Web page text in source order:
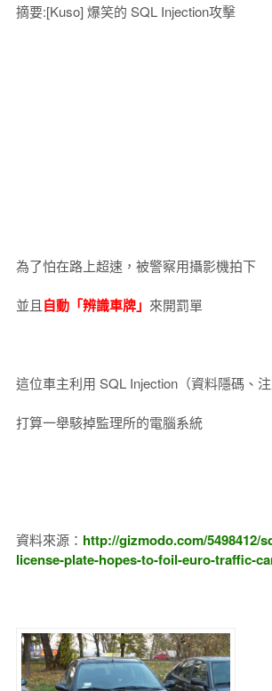
摘要:[Kuso] 爆笑的 SQL Injection攻擊
為了怕在路上超速，被警察用攝影機拍下
並且 自動「辨識車牌」 來開罰單
這位車主利用 SQL Injection（資料隱碼、
打算一舉駭掉監理所的電腦系統
資料來源： http://gizmodo.com/5498412/
license-plate-hopes-to-foil-euro-traffic-